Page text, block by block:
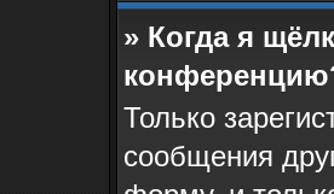
» Когда я
Только
сообщения